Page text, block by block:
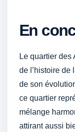
En
Le quartier des
de l’histoire de
de son
ce quartier
mélange
attirant aussi